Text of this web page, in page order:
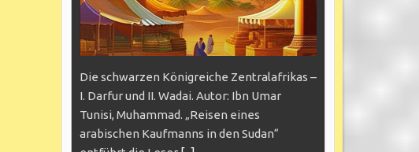
Die schwarzen Königreiche Zentralafrikas –
I. Darfur und II. Wadai. Autor: Ibn Umar
Tunisi, Muhammad. „Reisen eines
arabischen Kaufmanns in den Sudan“